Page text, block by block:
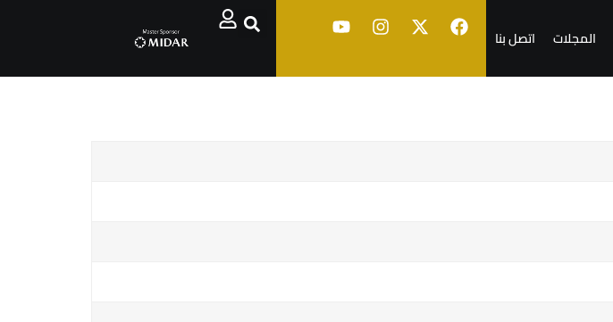
المجلات اتصل بنا